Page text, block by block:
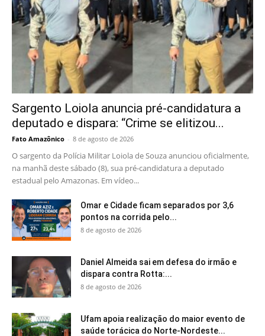
Sargento Loiola anuncia pré-candidatura a
deputado e dispara: “Crime se elitizou...
Fato Amazônico - 8 de agosto de 2026
O sargento da Polícia Militar Loiola de Souza anunciou oficialmente,
na manhã deste sábado (8), sua pré-candidatura a deputado
estadual pelo Amazonas. Em vídeo...
Omar e Cidade ficam separados por 3,6
pontos na corrida pelo...
8 de agosto de 2026
Daniel Almeida sai em defesa do irmão e
dispara contra Rotta:...
8 de agosto de 2026
Ufam apoia realização do maior evento de
saúde torácica do Norte-Nordeste...